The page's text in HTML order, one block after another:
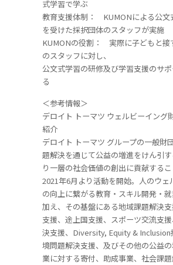
式学習で学ぶ
教育支援体制： KUMONによる公文
を受けた採択団体のスタッフが実施
KUMONの役割： 実際に子どもと接
のスタッフに対し、
公文式学習の研修及び学習支援のサ
る
＜参考情報＞
デロイト トーマツ ウェルビーイング
紹介
デロイト トーマツ グループの一般財
題解決を通じて公益の増進をけん引
り一層の社会価値の創出に貢献するこ
2021年6月より活動を開始。人のウェ
の向上に繋がる教育・スキル開発・
加え、その基盤にある地域課題解決
支援、途上国支援、スポーツ交流支
決支援、Diversity, Equity & Inclusion
境問題解決支援、及びその他の公益
業に対する寄付、助成事業、社会課